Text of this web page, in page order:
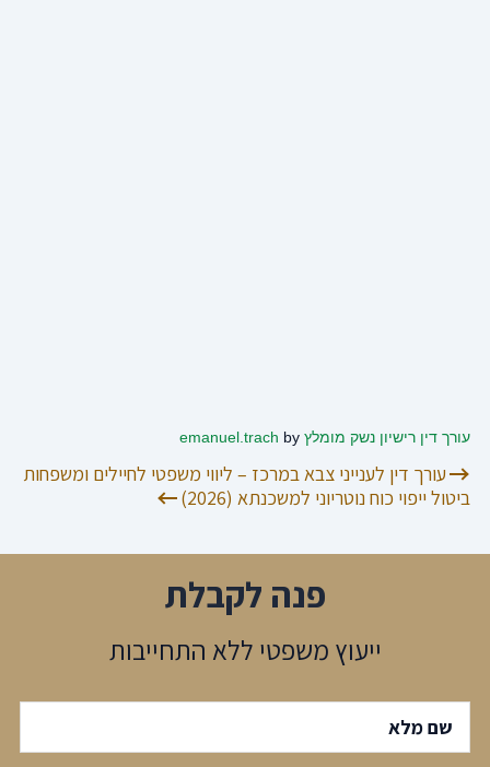
עורך דין רישיון נשק מומלץby
emanuel.trach
ניווטעורך דין לענייני צבא במרכז – ליווי משפטי לחיילים ומשפחות
ביטול ייפוי כוח נוטריוני למשכנתא (2026)
פנה לקבלת
ייעוץ משפטי ללא התחייבות
שם מלא